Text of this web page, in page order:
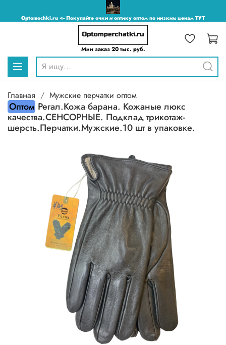
Optomochki.ru <-- Покупайте очки и оптику оптом по низким ценам ТУТ
Мин заказ 20 тыс. руб.
Главная Мужские перчатки оптом
Оптом Регал.Кожа барана. Кожаные люкс
качества.СЕНСОРНЫЕ. Подклад трикотаж-
шерсть.Перчатки.Мужские.10 шт в упаковке.